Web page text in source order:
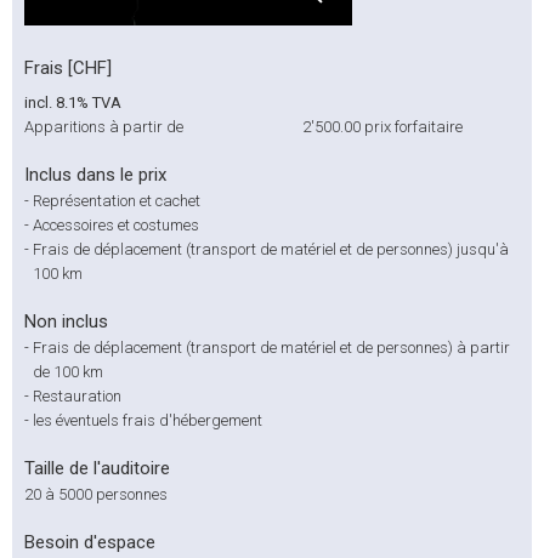
Frais [CHF]
incl. 8.1% TVA
Apparitions à partir de
2'500.00 prix forfaitaire
Inclus dans le prix
- Représentation et cachet
- Accessoires et costumes
- Frais de déplacement (transport de matériel et de personnes) jusqu'à
100 km
Non inclus
- Frais de déplacement (transport de matériel et de personnes) à partir
de 100 km
- Restauration
- les éventuels frais d'hébergement
Taille de l'auditoire
20 à 5000 personnes
Besoin d'espace